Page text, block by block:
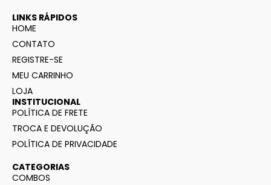
LINKS RÁPIDOS
HOME
CONTATO
REGISTRE-SE
MEU CARRINHO
LOJA
INSTITUCIONAL
POLÍTICA DE FRETE
TROCA E DEVOLUÇÃO
POLÍTICA DE PRIVACIDADE
CATEGORIAS
COMBOS